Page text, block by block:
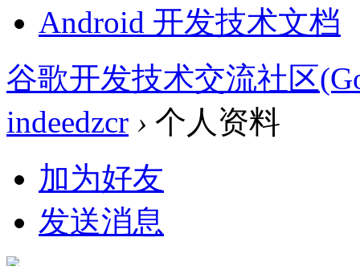
Android 开发技术文档
谷歌开发技术交流社区
indeedzcr › 个人资料
加为好友
发送消息